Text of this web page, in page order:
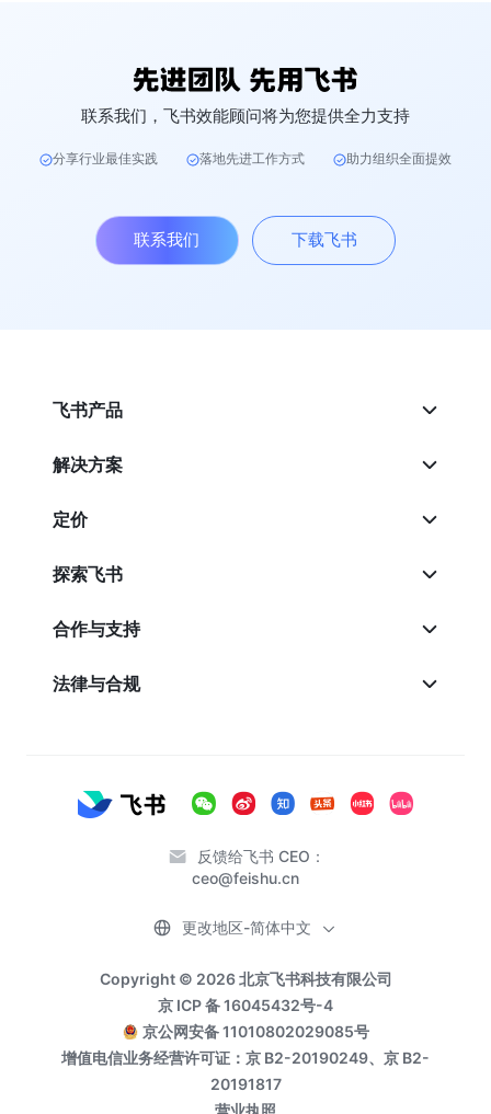
联系我们，飞书效能顾问将为您提供全力支持
分享行业最佳实践 落地先进工作方式 助力组织全面提效
联系我们 下载飞书
飞书产品
解决方案
定价
探索飞书
合作与支持
法律与合规
反馈给飞书 CEO：
ceo@feishu.cn
Copyright © 2026 北京飞书科技有限公司
京 ICP 备 16045432号-4
京公网安备 11010802029085号
增值电信业务经营许可证：京 B2-20190249、京 B2-
20191817
营业执照
更改地区-简体中文